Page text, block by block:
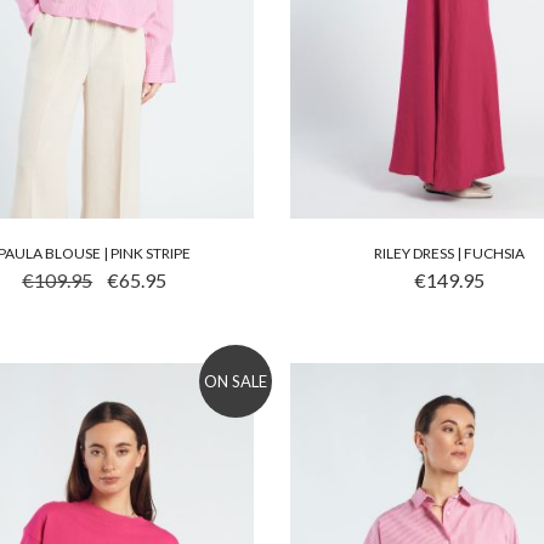
BLOUSE | PINK STRIPE
HEEFT MEERDERE VARIATIES. DEZE OPTIE KAN
€109.95 OORSPRONKELIJKE PRIJS WAS: €109.95.
€65.95
RILEY DRESS | FUCHSIA
DIT PRODUCT HEEFT
€149.95
ON SALE
Add to wishlist